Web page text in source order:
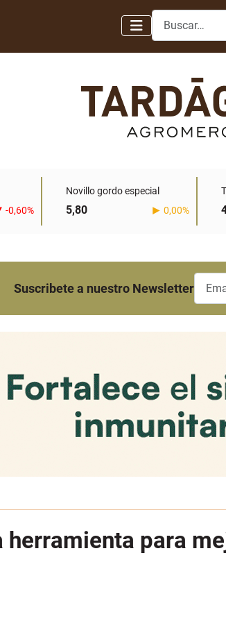
Buscar
-0,60%
Novillo gordo especial
5,80 0,00%
Suscribete a nuestro Newsletter
para